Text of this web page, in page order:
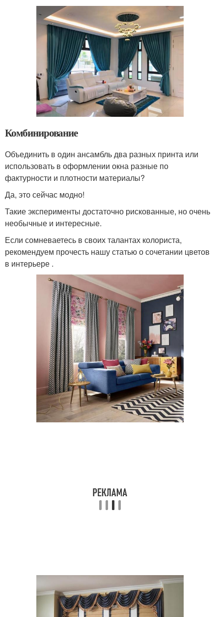
Комбинирование
Объединить в один ансамбль два разных принта или
использовать в оформлении окна разные по
фактурности и плотности материалы?
Да, это сейчас модно!
Такие эксперименты достаточно рискованные, но очень
необычные и интересные.
Если сомневаетесь в своих талантах колориста,
рекомендуем прочесть нашу статью о сочетании цветов
в интерьере .